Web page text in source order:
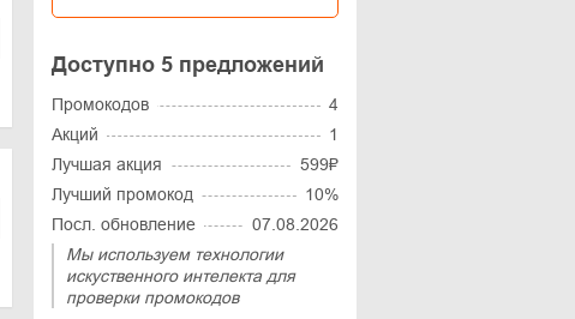
Доступно 5 предложений
Промокодов
4
Акций
1
Лучшая акция
599₽
Лучший промокод
10%
Посл. обновление
07.08.2026
Мы используем технологии
искуственного интелекта для
проверки промокодов